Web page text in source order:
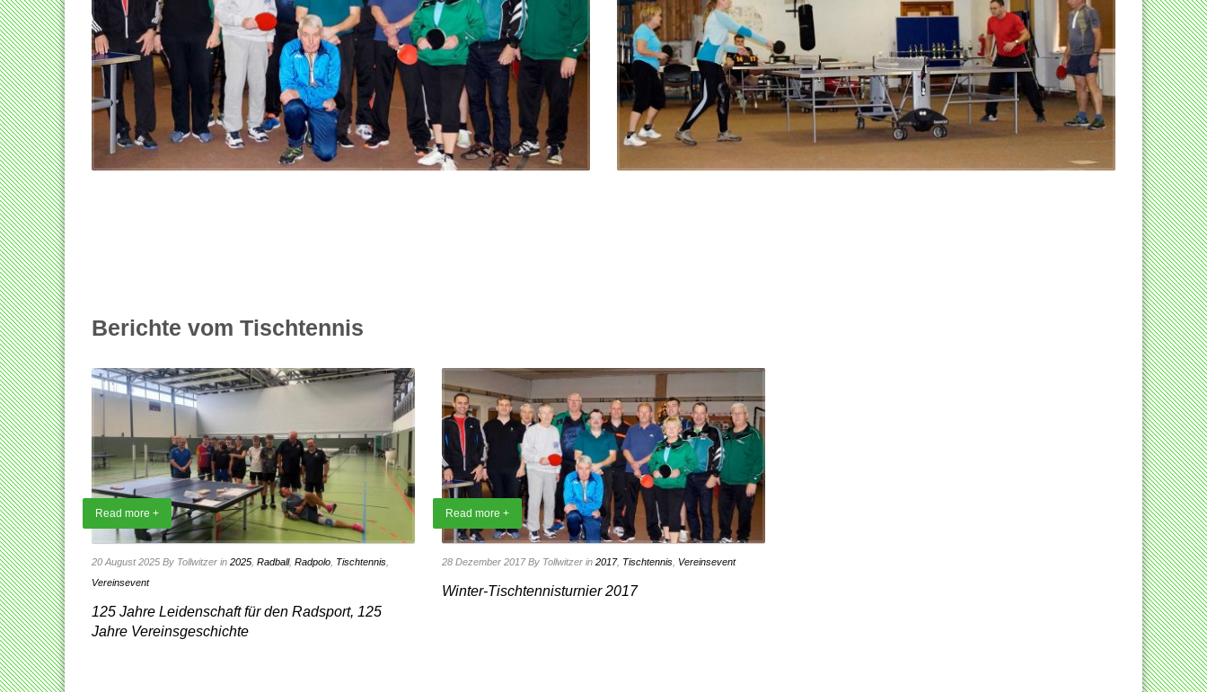
Berichte vom Tischtennis
Read more +
20 August 2025 By Tollwitzer in 2025 Radball, Radpolo Tischtennis
Vereinsevent
125 Jahre Leidenschaft für den Radsport, 125
Jahre Vereinsgeschichte
Read more +
28 Dezember 2017 By Tollwitzer in 2017, Tischtennis Vereinsevent
Winter-Tischtennisturnier 2017